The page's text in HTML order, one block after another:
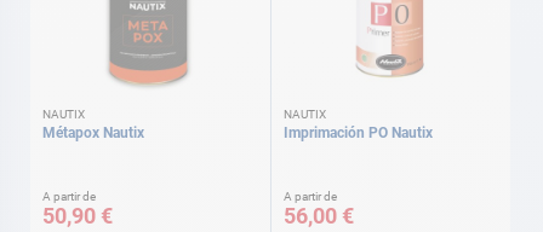
NAUTIX
Métapox Nautix
A partir de
50,90 €
NAUTIX
Imprimación PO Nautix
A partir de
56,00 €